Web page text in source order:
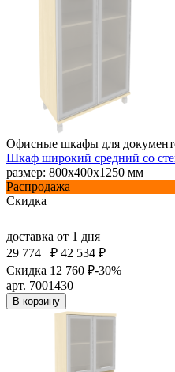
Офисные шкафы для
Шкаф широкий средний со
размер: 800х400х1250 мм
Распродажа
Скидка
доставка от 1 дня
29 774
₽ 42 534 ₽
Скидка 12 760 ₽-30%
арт. 7001430
В корзину